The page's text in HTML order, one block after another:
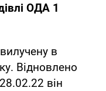
ОДА 1
в
Відновлено
він